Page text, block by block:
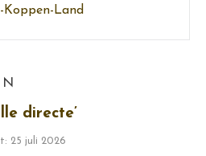
Koppen-Land
directe’
25 juli 2026